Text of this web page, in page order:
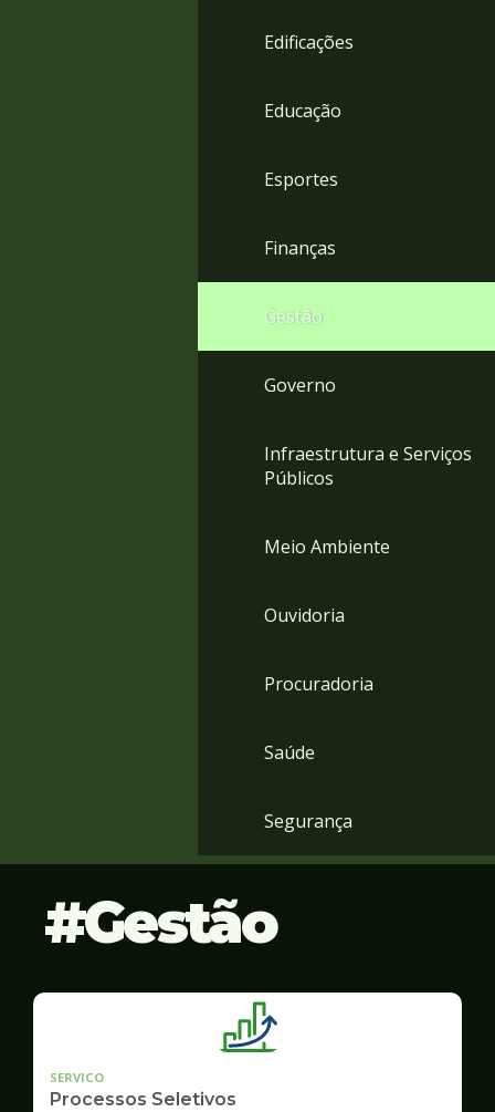
Edificações
Educação
Esportes
Finanças
Gestão
Governo
Infraestrutura e Serviços
Públicos
Meio Ambiente
Ouvidoria
Procuradoria
Saúde
Segurança
Gestão
SERVICO
Processos Seletivos